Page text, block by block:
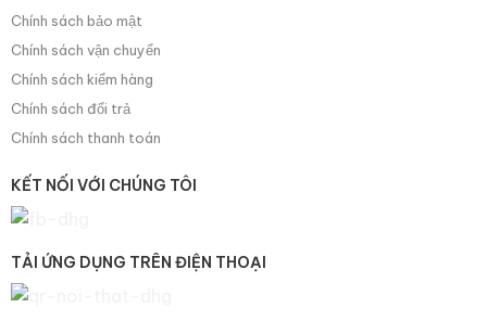
Chính sách bảo mật
Chính sách vận chuyển
Chính sách kiểm hàng
Chính sách đổi trả
Chính sách thanh toán
KẾT NỐI VỚI CHÚNG TÔI
TẢI ỨNG DỤNG TRÊN ĐIỆN THOẠI